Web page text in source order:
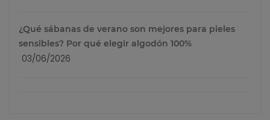
¿Qué sábanas de verano son mejores para pieles
sensibles? Por qué elegir algodón 100%
03/06/2026